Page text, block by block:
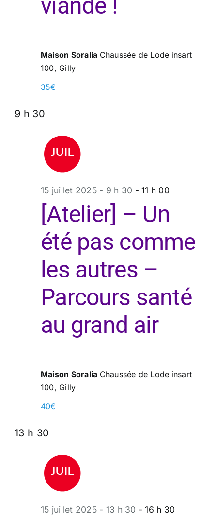
viande !
Maison Soralia Chaussée de Lodelinsart
100, Gilly
35€
9 h 30
[Atelier] – Un
été pas comme
les autres –
Parcours santé
au grand air
15 juillet 2025 - 9 h 30 -11 h 00
Maison Soralia Chaussée de Lodelinsart
100, Gilly
40€
13 h 30
15 juillet 2025 - 13 h 30 -16 h 30